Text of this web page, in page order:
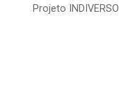
Projeto INDIVERSO